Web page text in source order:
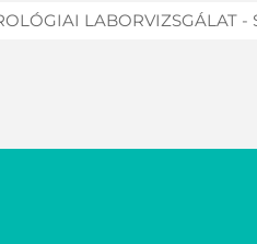
LABORVIZSGÁLAT